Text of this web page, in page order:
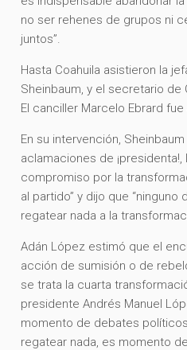
no ser rehenes de grupos ni
juntos”.
Hasta Coahuila asistieron la
Sheinbaum, y el secretario de
El canciller Marcelo Ebrard
En su intervención,
aclamaciones de ¡presidenta!,
compromiso por la
al partido” y dijo que
regatear nada a la
Adán López estimó que el
acción de sumisión o de
se trata la cuarta
presidente Andrés Manuel
momento de debates
regatear nada, es momento